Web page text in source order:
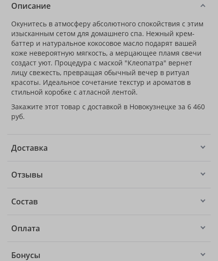
Описание
Окунитесь в атмосферу абсолютного спокойствия с этим
изысканным сетом для домашнего спа. Нежный крем-
баттер и натуральное кокосовое масло подарят вашей
коже невероятную мягкость, а мерцающее пламя свечи
создаст уют. Процедура с маской "Клеопатра" вернет
лицу свежесть, превращая обычный вечер в ритуал
красоты. Идеальное сочетание текстур и ароматов в
стильной коробке с атласной лентой.
Закажите этот товар с доставкой в Новокузнецке за 6 460
руб.
Доставка
Отзывы
Состав
Оплата
Бонусы